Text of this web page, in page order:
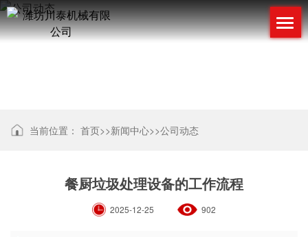
当前位置： 首页>>新闻中心>>公司动态
餐厨垃圾处理设备的工作流程
2025-12-25 902